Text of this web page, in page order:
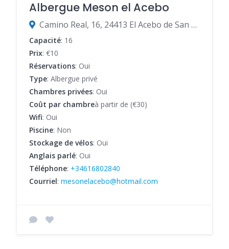
Albergue Meson el Acebo
Camino Real, 16, 24413 El Acebo de San Miguel, León, Espagne
Capacité: 16
Prix: €10
Réservations: Oui
Type: Albergue privé
Chambres privées: Oui
Coût par chambreà partir de (€30)
Wifi: Oui
Piscine: Non
Stockage de vélos: Oui
Anglais parlé: Oui
Téléphone: +34616802840
Courriel: mesonelacebo@hotmail.com